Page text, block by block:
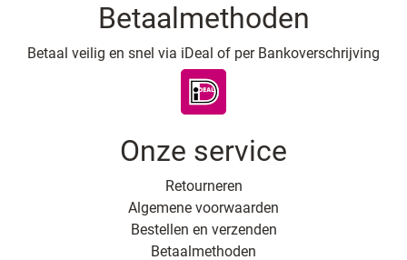
Betaalmethoden
Betaal veilig en snel via iDeal of per Bankoverschrijving
Onze service
Retourneren
Algemene voorwaarden
Bestellen en verzenden
Betaalmethoden